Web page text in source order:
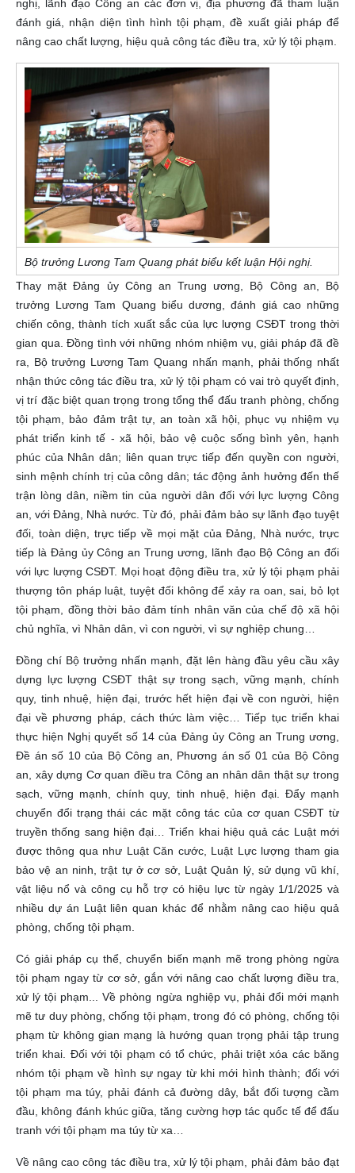
nghị, lãnh đạo Công an các đơn vị, địa phương đã tham luận
đánh giá, nhận diện tình hình tội phạm, đề xuất giải pháp để
nâng cao chất lượng, hiệu quả công tác điều tra, xử lý tội phạm.
Bộ trưởng Lương Tam Quang phát biểu kết luận Hội nghị.
Thay mặt Đảng ủy Công an Trung ương, Bộ Công an, Bộ
trưởng Lương Tam Quang biểu dương, đánh giá cao những
chiến công, thành tích xuất sắc của lực lượng CSĐT trong thời
gian qua. Đồng tình với những nhóm nhiệm vụ, giải pháp đã đề
ra, Bộ trưởng Lương Tam Quang nhấn mạnh, phải thống nhất
nhận thức công tác điều tra, xử lý tội phạm có vai trò quyết định,
vị trí đặc biệt quan trọng trong tổng thể đấu tranh phòng, chống
tội phạm, bảo đảm trật tự, an toàn xã hội, phục vụ nhiệm vụ
phát triển kinh tế - xã hội, bảo vệ cuộc sống bình yên, hạnh
phúc của Nhân dân; liên quan trực tiếp đến quyền con người,
sinh mệnh chính trị của công dân; tác động ảnh hưởng đến thế
trận lòng dân, niềm tin của người dân đối với lực lượng Công
an, với Đảng, Nhà nước. Từ đó, phải đảm bảo sự lãnh đạo tuyệt
đối, toàn diện, trực tiếp về mọi mặt của Đảng, Nhà nước, trực
tiếp là Đảng ủy Công an Trung ương, lãnh đạo Bộ Công an đối
với lực lượng CSĐT. Mọi hoạt động điều tra, xử lý tội phạm phải
thượng tôn pháp luật, tuyệt đối không để xảy ra oan, sai, bỏ lọt
tội phạm, đồng thời bảo đảm tính nhân văn của chế độ xã hội
chủ nghĩa, vì Nhân dân, vì con người, vì sự nghiệp chung…
Đồng chí Bộ trưởng nhấn mạnh, đặt lên hàng đầu yêu cầu xây
dựng lực lượng CSĐT thật sự trong sạch, vững mạnh, chính
quy, tinh nhuệ, hiện đại, trước hết hiện đại về con người, hiện
đại về phương pháp, cách thức làm việc… Tiếp tục triển khai
thực hiện Nghị quyết số 14 của Đảng ủy Công an Trung ương,
Đề án số 10 của Bộ Công an, Phương án số 01 của Bộ Công
an, xây dựng Cơ quan điều tra Công an nhân dân thật sự trong
sạch, vững mạnh, chính quy, tinh nhuệ, hiện đại. Đẩy mạnh
chuyển đổi trạng thái các mặt công tác của cơ quan CSĐT từ
truyền thống sang hiện đại… Triển khai hiệu quả các Luật mới
được thông qua như Luật Căn cước, Luật Lực lượng tham gia
bảo vệ an ninh, trật tự ở cơ sở, Luật Quản lý, sử dụng vũ khí,
vật liệu nổ và công cụ hỗ trợ có hiệu lực từ ngày 1/1/2025 và
nhiều dự án Luật liên quan khác để nhằm nâng cao hiệu quả
phòng, chống tội phạm.
Có giải pháp cụ thể, chuyển biến mạnh mẽ trong phòng ngừa
tội phạm ngay từ cơ sở, gắn với nâng cao chất lượng điều tra,
xử lý tội phạm... Về phòng ngừa nghiệp vụ, phải đổi mới mạnh
mẽ tư duy phòng, chống tội phạm, trong đó có phòng, chống tội
phạm từ không gian mạng là hướng quan trọng phải tập trung
triển khai. Đối với tội phạm có tổ chức, phải triệt xóa các băng
nhóm tội phạm về hình sự ngay từ khi mới hình thành; đối với
tội phạm ma túy, phải đánh cả đường dây, bắt đối tượng cầm
đầu, không đánh khúc giữa, tăng cường hợp tác quốc tế để đấu
tranh với tội phạm ma túy từ xa…
Về nâng cao công tác điều tra, xử lý tội phạm, phải đảm bảo đạt